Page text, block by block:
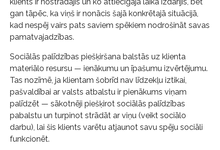
gan tāpēc, ka viņš ir nonācis šajā konkrētajā situācijā,
kad nespēj vairs pats saviem spēkiem nodrošināt savas
pamatvajadzības.
Sociālās palīdzības piešķiršana balstās uz klienta
materiālo resursu — ienākumu un īpašumu izvērtējumu.
Tas nozīmē, ja klientam šobrīd nav līdzekļu iztikai,
pašvaldībai ar valsts atbalstu ir pienākums viņam
palīdzēt — sākotnēji piešķirot sociālās palīdzības
pabalstu un turpinot strādāt ar viņu (veikt sociālo
darbu), lai šis klients varētu atjaunot savu spēju sociāli
funkcionēt.